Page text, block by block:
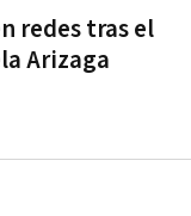
redes tras el
Arizaga